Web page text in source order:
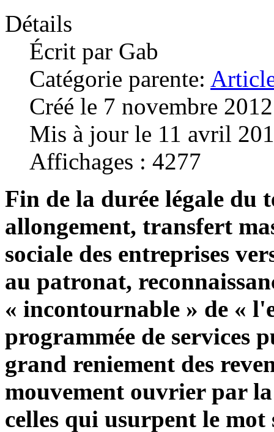
Détails
Écrit par Gab
Catégorie parente:
Créé le 7 novembre 2012
Mis à jour le 11 avril
Affichages : 4277
Fin de la durée légale du
allongement, transfert
sociale des entreprises
au patronat,
« incontournable » de «
programmée de services
grand reniement des
mouvement ouvrier par
celles qui usurpent le mot